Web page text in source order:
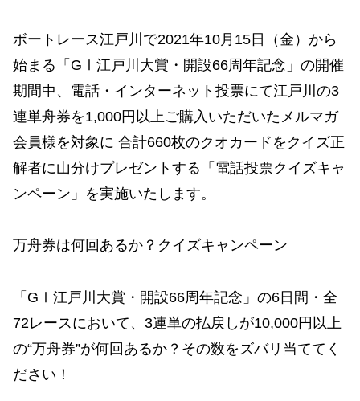
ボートレース江戸川で2021年10月15日（金）から
始まる「GⅠ江戸川大賞・開設66周年記念」の開催
期間中、電話・インターネット投票にて江戸川の3
連単舟券を1,000円以上ご購入いただいたメルマガ
会員様を対象に 合計660枚のクオカードをクイズ正
解者に山分けプレゼントする「電話投票クイズキャ
ンペーン」を実施いたします。
万舟券は何回あるか？クイズキャンペーン
「GⅠ江戸川大賞・開設66周年記念」の6日間・全
72レースにおいて、3連単の払戻しが10,000円以上
の“万舟券”が何回あるか？その数をズバリ当ててく
ださい！